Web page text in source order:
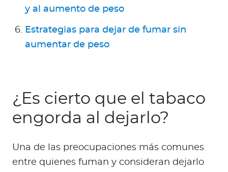
y al aumento de peso
Estrategias para dejar de fumar sin
aumentar de peso
¿Es cierto que el tabaco
engorda al dejarlo?
Una de las preocupaciones más comunes
entre quienes fuman y consideran dejarlo